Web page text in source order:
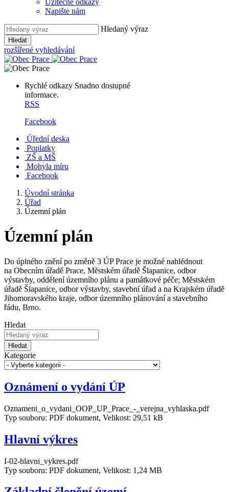
Užitečné odkazy
Napište nám
Hledaný výraz
Hledat
rozšířené vyhledávání
Rychlé odkazy Snadno dostupné
informace.
RSS
Facebook
Úřední deska
Poplatky
ZŠ a MŠ
Mohyla míru
Facebook
Úvodní stránka
Úřad
Územní plán
Územní plán
Do úplného znění po změně 3 ÚP Prace je možné nahlédnout
na Obecním úřadě Prace, Městském úřadě Šlapanice, odbor
výstavby, oddělení územního plánu a památkové péče; Městském
úřadě Šlapanice, odbor výstavby, stavební úřad a na Krajském úřadě
Jihomoravského kraje, odbor územního plánování a stavebního
řádu, Brno.
Hledat
Hledat
Kategorie
Oznámení o vydání ÚP
Oznameni_o_vydani_OOP_UP_Prace_-_verejna_vyhlaska.pdf
Typ souboru: PDF dokument, Velikost: 29,51 kB
Hlavní výkres
I-02-hlavni_vykres.pdf
Typ souboru: PDF dokument, Velikost: 1,24 MB